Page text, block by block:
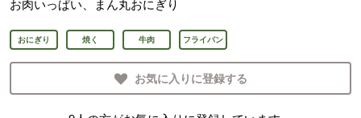
お肉いっぱい、まん丸おにぎり
おにぎり 焼く 牛肉 フライパン
お気に入りに登録する